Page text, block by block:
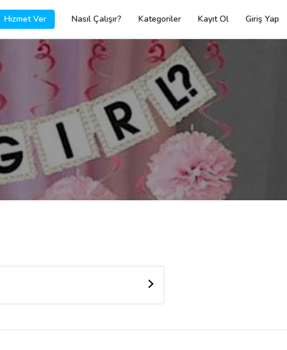
Hizmet Ver Nasıl Çalışır? Kategoriler Kayıt Ol Giriş Yap